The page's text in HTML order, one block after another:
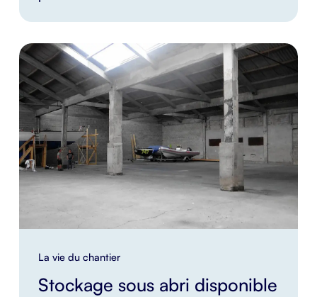
La vie du chantier
Stockage sous abri disponible